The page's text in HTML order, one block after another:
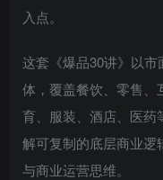
入点。
这套《爆品30讲》以
体，覆盖餐饮、零售、
育、服装、酒店、医药
解可复制的底层商业逻
与商业运营思维。